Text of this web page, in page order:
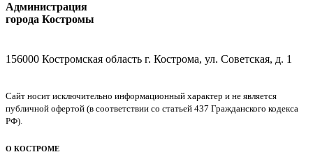
Администрация
города Костромы
156000 Костромская область г. Кострома, ул. Советская, д. 1
Сайт носит исключительно информационный характер и не является
публичной офертой (в соответствии со статьей 437 Гражданского кодекса
РФ).
О КОСТРОМЕ